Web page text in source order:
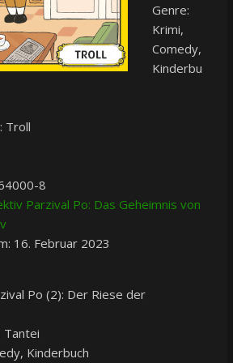
Genre:
Krimi,
Comedy,
Kinderbu
Troll
8
Parzival Po: Das Geheimnis von
16. Februar 2023
Po (2): Der Riese der
Tantei
Kinderbuch